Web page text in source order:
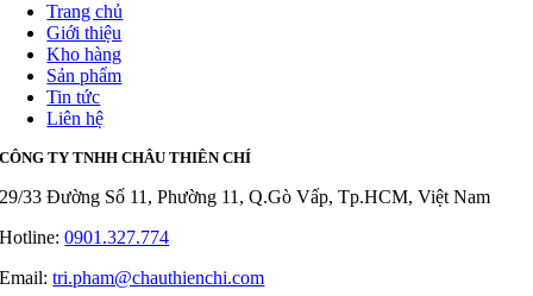
Trang chủ
Giới thiệu
Kho hàng
Sản phẩm
Tin tức
Liên hệ
CÔNG TY TNHH CHÂU THIÊN CHÍ
29/33 Đường Số 11, Phường 11, Q.Gò Vấp, Tp.HCM, Việt Nam
Hotline:0901.327.774
Email:tri.pham@chauthienchi.com